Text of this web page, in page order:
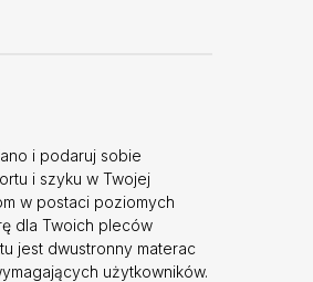
i podaruj sobie
i szyku w Twojej
w postaci poziomych
dla Twoich pleców
jest dwustronny materac
użytkowników.